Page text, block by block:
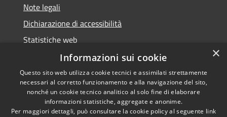
Note legali
Dichiarazione di accessibilità
Statistiche web
Accessibilità
Copyright © 2026 • Comune di
Buccinasco • Powered by
×
Informazioni sui cookie
Questo sito web utilizza cookie tecnici e assimilati strettamente
necessari al corretto funzionamento e alla navigazione del sito,
nonché un cookie tecnico analitico al solo fine di elaborare
informazioni statistiche, aggregate e anonime.
Per maggiori dettagli, può consultare la cookie policy al seguente link